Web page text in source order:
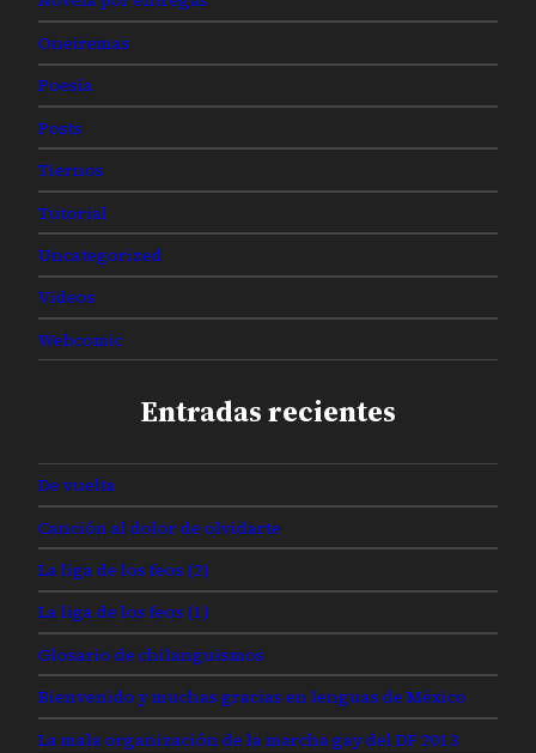
Oneiremas
Poesía
Posts
Tiernos
Tutorial
Uncategorized
Videos
Webcomic
Entradas recientes
De vuelta
Canción al dolor de olvidarte
La liga de los feos (2)
La liga de los feos (1)
Glosario de chilanguismos
Bienvenido y muchas gracias en lenguas de México
La mala organización de la marcha gay del DF 2013